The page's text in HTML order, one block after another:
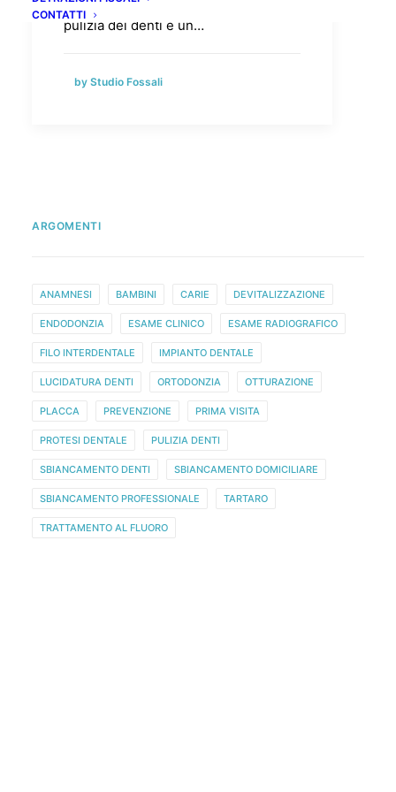
CONTATTI
pulizia dei denti è un…
by Studio Fossali
ARGOMENTI
ANAMNESI BAMBINI CARIE DEVITALIZZAZIONE
ENDODONZIA ESAME CLINICO ESAME RADIOGRAFICO
FILO INTERDENTALE IMPIANTO DENTALE
LUCIDATURA DENTI ORTODONZIA OTTURAZIONE
PLACCA PREVENZIONE PRIMA VISITA
PROTESI DENTALE PULIZIA DENTI
SBIANCAMENTO DENTI SBIANCAMENTO DOMICILIARE
SBIANCAMENTO PROFESSIONALE TARTARO
TRATTAMENTO AL FLUORO